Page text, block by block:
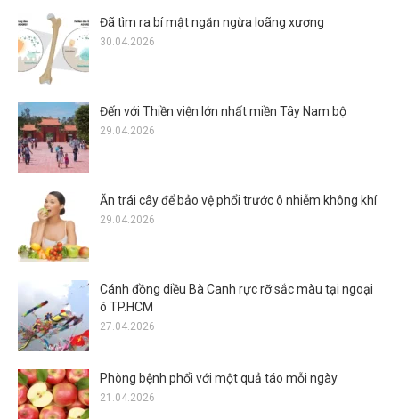
Đã tìm ra bí mật ngăn ngừa loãng xương
30.04.2026
Đến với Thiền viện lớn nhất miền Tây Nam bộ
29.04.2026
Ăn trái cây để bảo vệ phổi trước ô nhiễm không khí
29.04.2026
Cánh đồng diều Bà Canh rực rỡ sắc màu tại ngoại
ô TP.HCM
27.04.2026
Phòng bệnh phổi với một quả táo mỗi ngày
21.04.2026